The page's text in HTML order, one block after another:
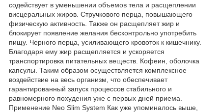
содействует в уменьшении объемов тела и расщеплении
висцеральных жиров. Стручкового перца, повышающего
физическую активность. Также он расщепляет жир и
блокирует появление желания бесконтрольно употребить
пищу. Черного перца, усиливающего кровоток к кишечнику.
Благодаря ему жир расщепляется и ускоряется
транспортировка питательных веществ. Кофеин, оболочка
капсулы. Таким образом осуществляется комплексное
воздействие на весь организм, что обеспечивает
гарантированный запуск процессов стабильного и
равномерного похудения уже с первых дней приема.
Применение Neo Slim System Как уже упоминалось выше,